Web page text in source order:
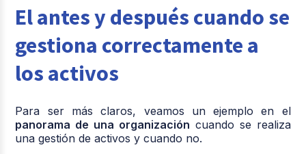
El antes y después cuando se
gestiona correctamente a
los activos
Para ser más claros, veamos un ejemplo en el
panorama de una organización cuando se realiza
una gestión de activos y cuando no.